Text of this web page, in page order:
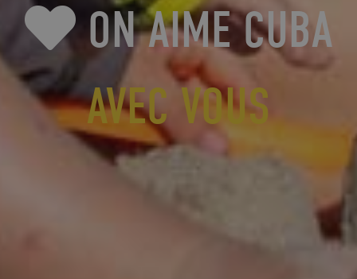
ON AIME CUBA
AVEC VOUS